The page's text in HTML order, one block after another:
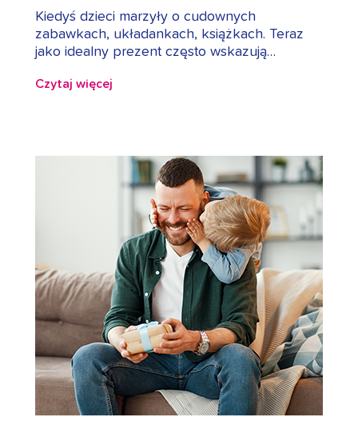
Kiedyś dzieci marzyły o cudownych
zabawkach, układankach, książkach. Teraz
jako idealny prezent często wskazują…
Czytaj więcej